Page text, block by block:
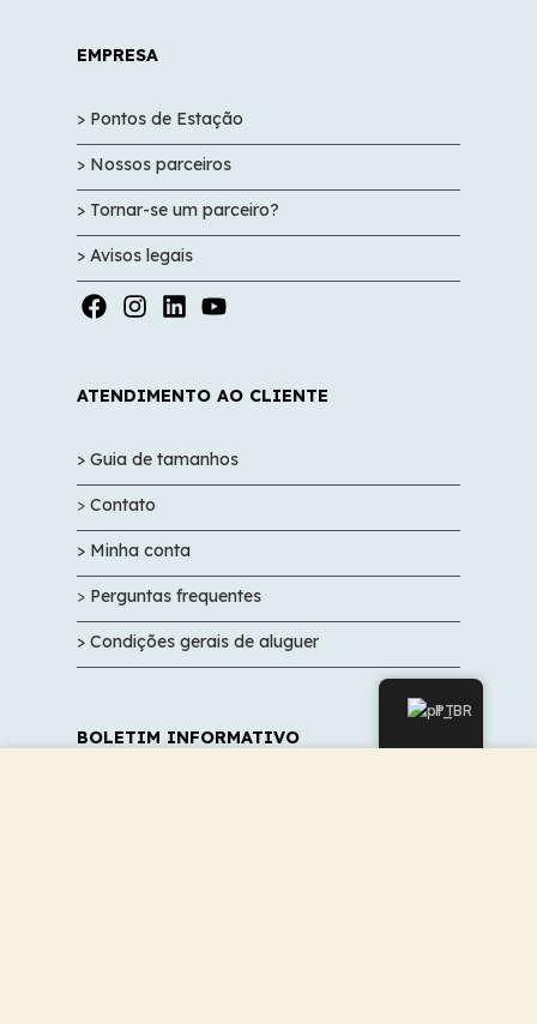
EMPRESA
> Pontos de Estação
> Nossos parceiros
> Tornar-se um parceiro?
> Avisos legais
ATENDIMENTO AO CLIENTE
> Guia de tamanhos
> Contato
> Minha conta
> Perguntas frequentes
> Condições gerais de aluguer
BOLETIM INFORMATIVO
PT